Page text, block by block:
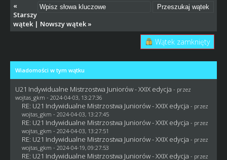
«
Starszy
wątek| Nowszy wątek»
Wątek zamknięty
Wiadomości w tym wątku
U21 Indywidualne Mistrzostwa Juniorów - XXIX edycja - przez
wojtas_gkm - 2024-04-03, 13:27:36
RE: U21 Indywidualne Mistrzostwa Juniorów - XXIX edycja - przez
wojtas_gkm - 2024-04-03, 13:27:45
RE: U21 Indywidualne Mistrzostwa Juniorów - XXIX edycja - przez
wojtas_gkm - 2024-04-03, 13:27:51
RE: U21 Indywidualne Mistrzostwa Juniorów - XXIX edycja - przez
wojtas_gkm - 2024-04-19, 09:27:53
RE: U21 Indywidualne Mistrzostwa Juniorów - XXIX edycja - przez